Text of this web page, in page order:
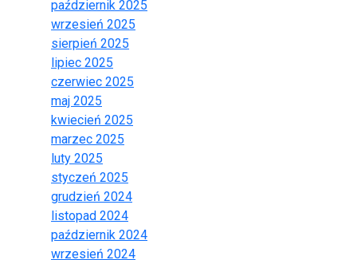
październik 2025
wrzesień 2025
sierpień 2025
lipiec 2025
czerwiec 2025
maj 2025
kwiecień 2025
marzec 2025
luty 2025
styczeń 2025
grudzień 2024
listopad 2024
październik 2024
wrzesień 2024